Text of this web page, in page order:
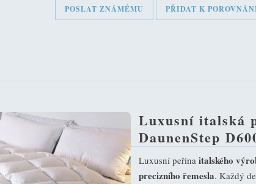
POSLAT ZNÁMÉMU PŘIDAT K
Luxusní italská
DaunenStep
Luxusní peřina italského
precizního řemesla. Každý